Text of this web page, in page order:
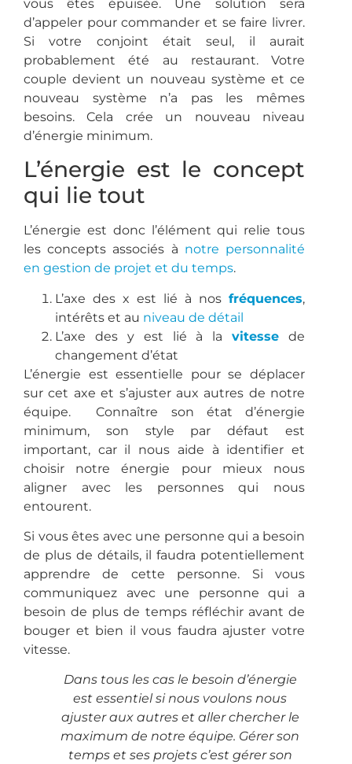
vous êtes épuisée. Une solution sera
d’appeler pour commander et se faire livrer.
Si votre conjoint était seul, il aurait
probablement été au restaurant. Votre
couple devient un nouveau système et ce
nouveau système n’a pas les mêmes
besoins. Cela crée un nouveau niveau
d’énergie minimum.
L’énergie est le concept
qui lie tout
L’énergie est donc l’élément qui relie tous
les concepts associés à notre personnalité
en gestion de projet et du temps.
L’axe des x est lié à nos fréquences,
intérêts et au niveau de détail
L’axe des y est lié à lavitesse
de
changement d’état
L’énergie est essentielle pour se déplacer
sur cet axe et s’ajuster aux autres de notre
équipe. Connaître son état d’énergie
minimum, son style par défaut est
important, car il nous aide à identifier et
choisir notre énergie pour mieux nous
aligner avec les personnes qui nous
entourent.
Si vous êtes avec une personne qui a besoin
de plus de détails, il faudra potentiellement
apprendre de cette personne. Si vous
communiquez avec une personne qui a
besoin de plus de temps réfléchir avant de
bouger et bien il vous faudra ajuster votre
vitesse.
Dans tous les cas le besoin d’énergie
est essentiel si nous voulons nous
ajuster aux autres et aller chercher le
maximum de notre équipe. Gérer son
temps et ses projets c’est gérer son